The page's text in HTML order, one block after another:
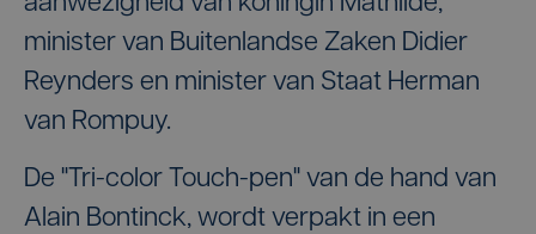
minister van Buitenlandse Zaken Didier
Reynders en minister van Staat Herman
van Rompuy.
De "Tri-color Touch-pen" van de hand van
Alain Bontinck, wordt verpakt in een